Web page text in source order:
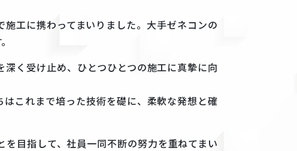
工に携わってまいりました。大手ゼネコンの
く受け止め、ひとつひとつの施工に真摯に向
これまで培った技術を礎に、柔軟な発想と確
目指して、社員一同不断の努力を重ねてまい